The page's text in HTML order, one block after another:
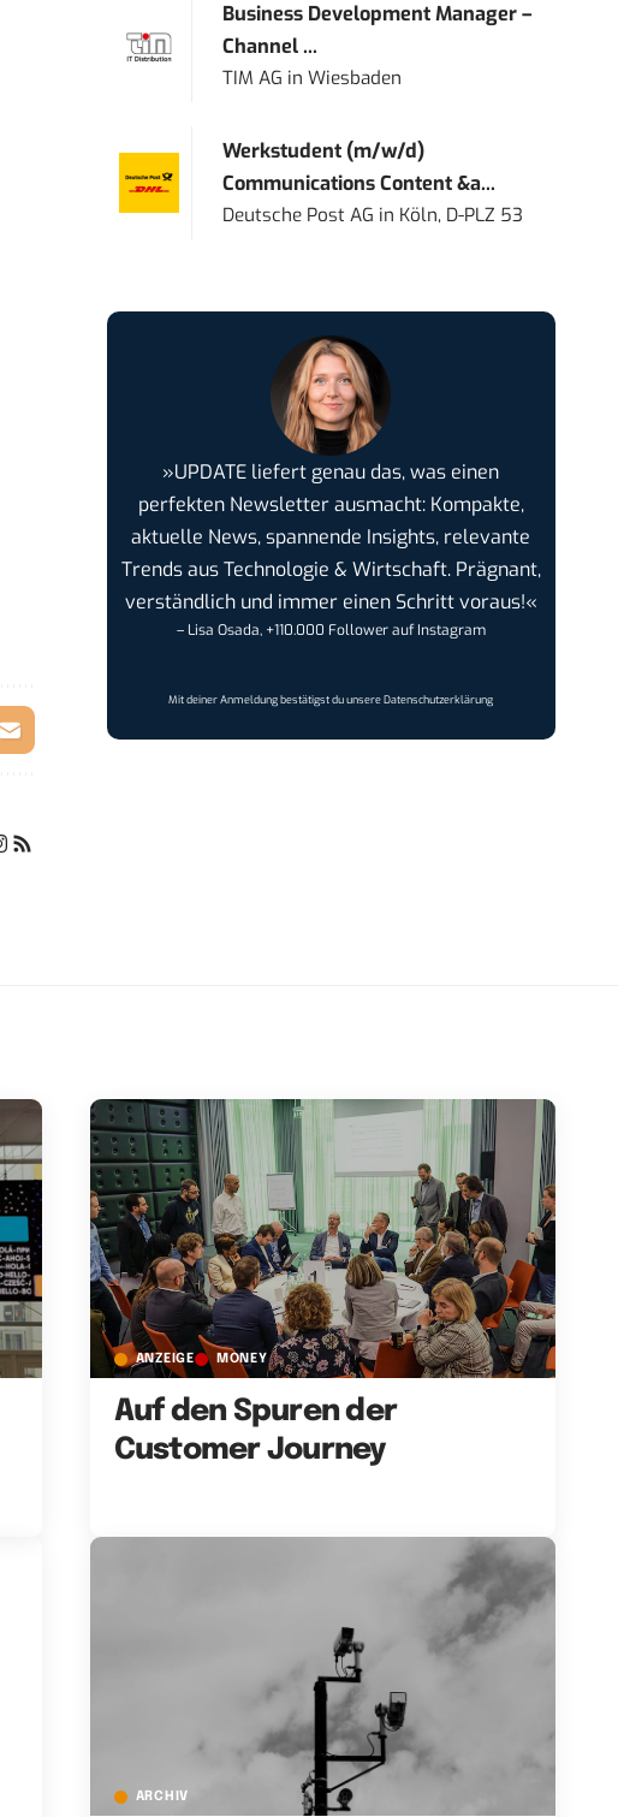
Business Development Manager –
Channel ...
TIM AG inWiesbaden
Werkstudent (m/w/d)
Communications Content &a...
Deutsche Post AG in Köln, D-PLZ 53
»UPDATE liefert genau das, was einen
perfekten Newsletter ausmacht: Kompakte,
aktuelle News, spannende Insights, relevante
Trends aus Technologie & Wirtschaft. Prägnant,
verständlich und immer einen Schritt voraus!«
– Lisa Osada, +110.000 Follower auf Instagram
Mit deiner Anmeldung bestätigst du unsereDatenschutzerklärung
ANZEIGE MONEY
Auf den Spuren der
Customer Journey
ARCHIV